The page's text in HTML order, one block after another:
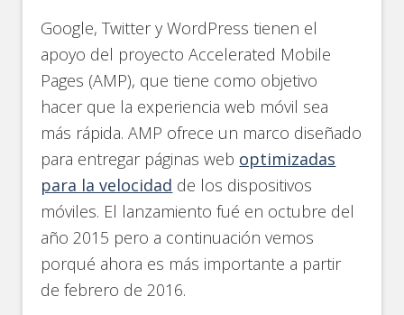
Google, Twitter y WordPress tienen el
apoyo del proyecto Accelerated Mobile
Pages (AMP), que tiene como objetivo
hacer que la experiencia web móvil sea
más rápida. AMP ofrece un marco diseñado
para entregar páginas web optimizadas
para la velocidad de los dispositivos
móviles. El lanzamiento fué en octubre del
año 2015 pero a continuación vemos
porqué ahora es más importante a partir
de febrero de 2016.